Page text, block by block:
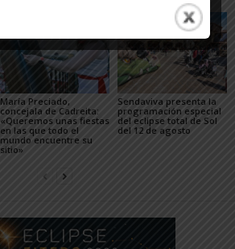
María Preciado,
concejala de Cadreita:
«Queremos unas fiestas
en las que todo el
mundo encuentre su
sitio»
Sendaviva presenta la
programación especial
del eclipse total de Sol
del 12 de agosto